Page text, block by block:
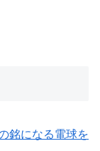
銘になる電球を